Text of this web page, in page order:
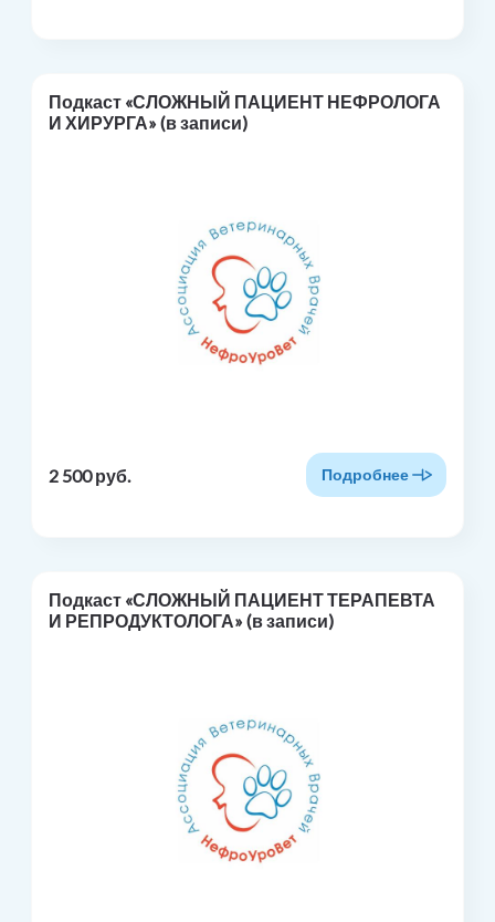
Подкаст «СЛОЖНЫЙ ПАЦИЕНТ НЕФРОЛОГА
И ХИРУРГА» (в записи)
2 500 руб. Подробнее
Подкаст «СЛОЖНЫЙ ПАЦИЕНТ ТЕРАПЕВТА
И РЕПРОДУКТОЛОГА» (в записи)